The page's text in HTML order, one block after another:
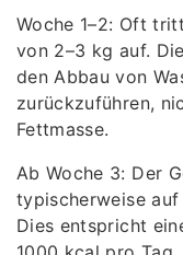
Woche 1–2: Oft
von 2–3 kg auf.
den Abbau von
zurückzuführen,
Fettmasse.
Ab Woche 3: Der
typischerweise auf
Dies entspricht